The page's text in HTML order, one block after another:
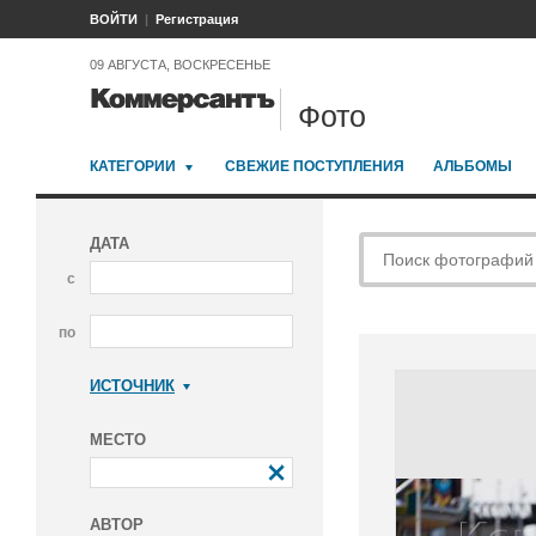
ВОЙТИ Регистрация
09 АВГУСТА, ВОСКРЕСЕНЬЕ
Фото
КАТЕГОРИИ СВЕЖИЕ ПОСТУПЛЕНИЯ АЛЬБОМЫ
ДАТА
с
по
ИСТОЧНИК
МЕСТО
АВТОР